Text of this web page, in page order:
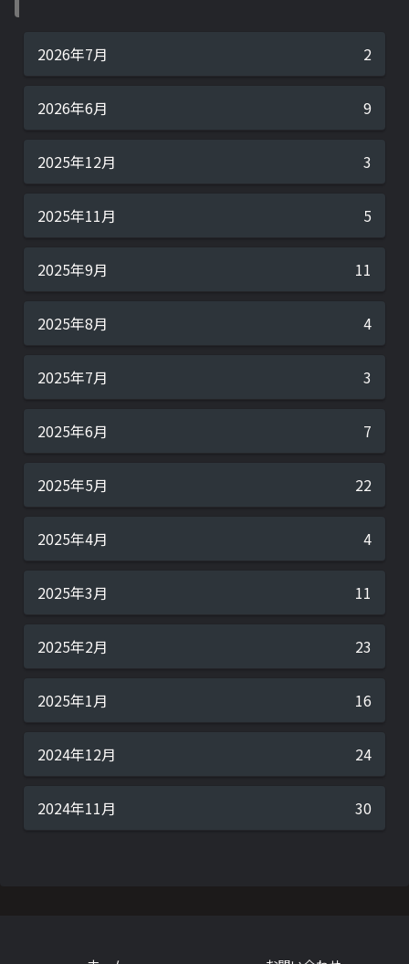
2026年7月 2
2026年6月 9
2025年12月 3
2025年11月 5
2025年9月 11
2025年8月 4
2025年7月 3
2025年6月 7
2025年5月 22
2025年4月 4
2025年3月 11
2025年2月 23
2025年1月 16
2024年12月 24
2024年11月 30